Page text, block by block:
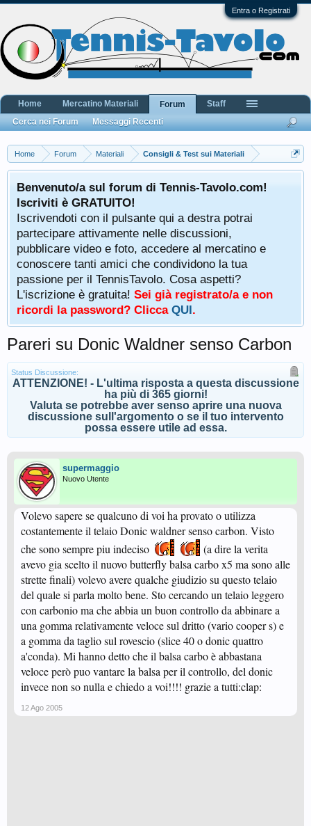
Entra o Registrati
Home Forum Materiali Consigli & Test sui Materiali
Benvenuto/a sul forum di Tennis-Tavolo.com!
Iscriviti è GRATUITO!
Iscrivendoti con il pulsante qui a destra potrai
partecipare attivamente nelle discussioni,
pubblicare video e foto, accedere al mercatino e
conoscere tanti amici che condividono la tua
passione per il TennisTavolo. Cosa aspetti?
L'iscrizione è gratuita! Sei già registrato/a e non
ricordi la password? Clicca QUI.
Pareri su Donic Waldner senso Carbon
Status Discussione:
ATTENZIONE! - L'ultima risposta a questa discussione
ha più di 365 giorni!
Valuta se potrebbe aver senso aprire una nuova
discussione sull'argomento o se il tuo intervento
possa essere utile ad essa.
supermaggio
Nuovo Utente
Volevo sapere se qualcuno di voi ha provato o utilizza
costantemente il telaio Donic waldner senso carbon. Visto
che sono sempre piu indeciso
(a dire la verita
avevo gia scelto il nuovo butterfly balsa carbo x5 ma sono alle
strette finali) volevo avere qualche giudizio su questo telaio
del quale si parla molto bene. Sto cercando un telaio leggero
con carbonio ma che abbia un buon controllo da abbinare a
una gomma relativamente veloce sul dritto (vario cooper s) e
a gomma da taglio sul rovescio (slice 40 o donic quattro
a'conda). Mi hanno detto che il balsa carbo è abbastana
veloce però puo vantare la balsa per il controllo, del donic
invece non so nulla e chiedo a voi!!!! grazie a tutti:clap:
12 Ago 2005
Home Mercatino Materiali
Forum
Cerca nei Forum
Messaggi Recenti
Staff